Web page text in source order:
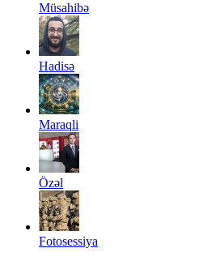
Müsahibə
Hadisə
Maraqli
Özəl
Fotosessiya